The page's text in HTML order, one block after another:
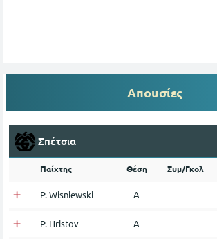
Απουσίες
Σπέτσια
Παίχτης Θέση Συμ/Γκολ
P. Wisniewski Α
P. Hristov Α